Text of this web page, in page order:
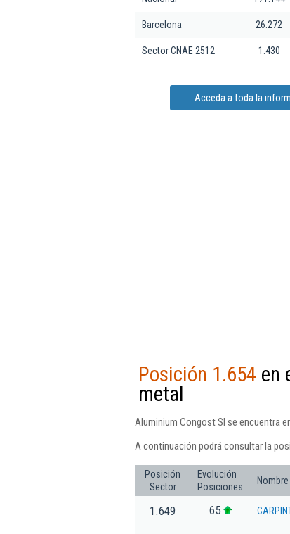
Barcelona 26.272
Sector CNAE 2512 1.430
Acceda a toda la
Posición 1.654 en
metal
Aluminium Congost Sl se encuentra
A continuación podrá consultar la
Posición
Sector
Evolución
Posiciones
1.649 65